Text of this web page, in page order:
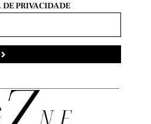
DE PRIVACIDADE